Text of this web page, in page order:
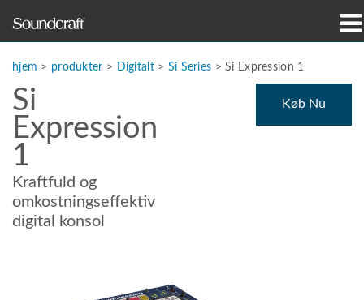
Case studies og nyheder
hvor man kan købe
træning
support
hjem > produkter > Digitalt> Si Series >Si Expression 1
Si
Expression
1
Kraftfuld og
omkostningseffektiv
digital konsol
Køb Nu